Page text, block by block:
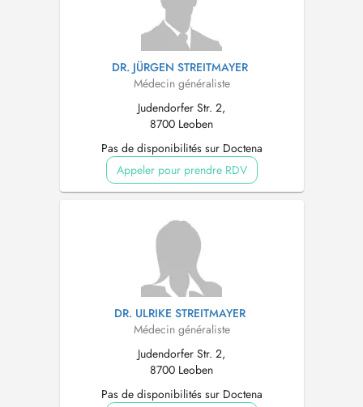
DR. JÜRGEN STREITMAYER
Médecin généraliste
Judendorfer Str. 2,
8700 Leoben
Pas de disponibilités sur Doctena
Appeler pour prendre RDV
DR. ULRIKE STREITMAYER
Médecin généraliste
Judendorfer Str. 2,
8700 Leoben
Pas de disponibilités sur Doctena